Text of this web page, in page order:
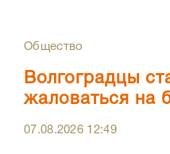
Общество
Волгоградцы
жаловаться на
07.08.2026 12:49